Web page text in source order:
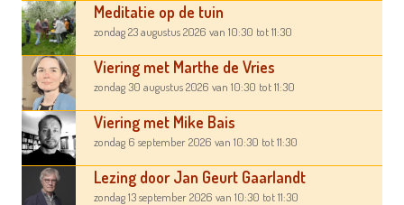
Meditatie op de tuin
zondag 23 augustus 2026 van 10:30 tot 11:30
Viering met Marthe de Vries
zondag 30 augustus 2026 van 10:30 tot 11:30
Viering met Mike Bais
zondag 6 september 2026 van 10:30 tot 11:30
Lezing door Jan Geurt Gaarlandt
zondag 13 september 2026 van 10:30 tot 11:30